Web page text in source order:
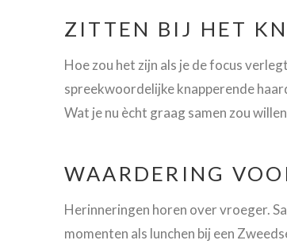
ZITTEN BIJ HET
Hoe zou het zijn als je de focus
spreekwoordelijke knapperende
Wat je nu ècht graag samen zou
WAARDERING
Herinneringen horen over vroeger.
momenten als lunchen bij een